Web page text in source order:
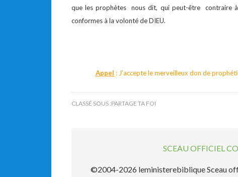
que les prophètes nous dit, qui peut-être contraire
conformes à la volonté de DIEU.
Appel : J’accepte le merveilleux don de
CLASSÉ SOUS :PARTAGE TA FOI
SCEAU OFFICIEL
©2004-2026 leministerebiblique Sceau